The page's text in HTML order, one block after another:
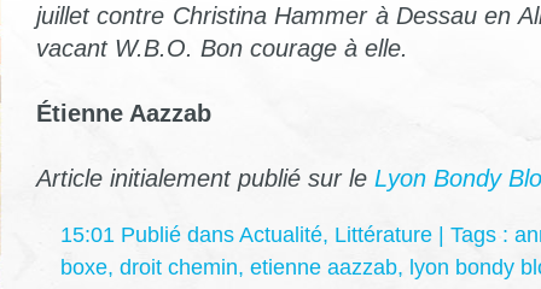
juillet contre Christina Hammer à Dessau en
vacant W.B.O. Bon courage à elle.
Étienne Aazzab
Article initialement publié sur le Lyon Bondy
15:01 Publié dans Actualité, Littérature | Tags :
boxe, droit chemin, etienne aazzab, lyon bondy